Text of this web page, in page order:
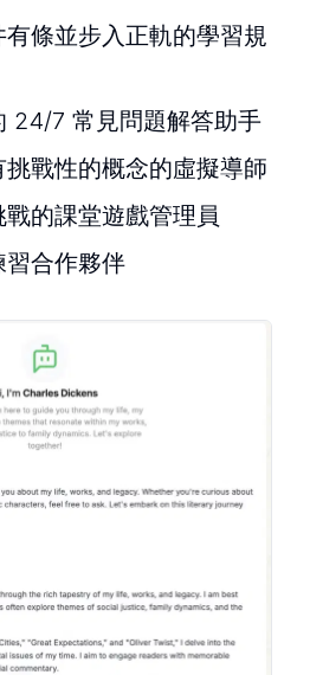
條並步入正軌的學習規
24/7 常見問題解答助手
戰性的概念的虛擬導師
的課堂遊戲管理員
合作夥伴